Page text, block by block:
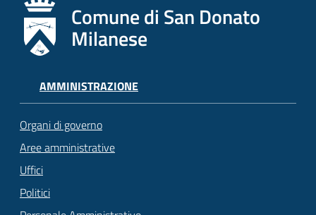
Comune di San Donato
Milanese
AMMINISTRAZIONE
Organi di governo
Aree amministrative
Uffici
Politici